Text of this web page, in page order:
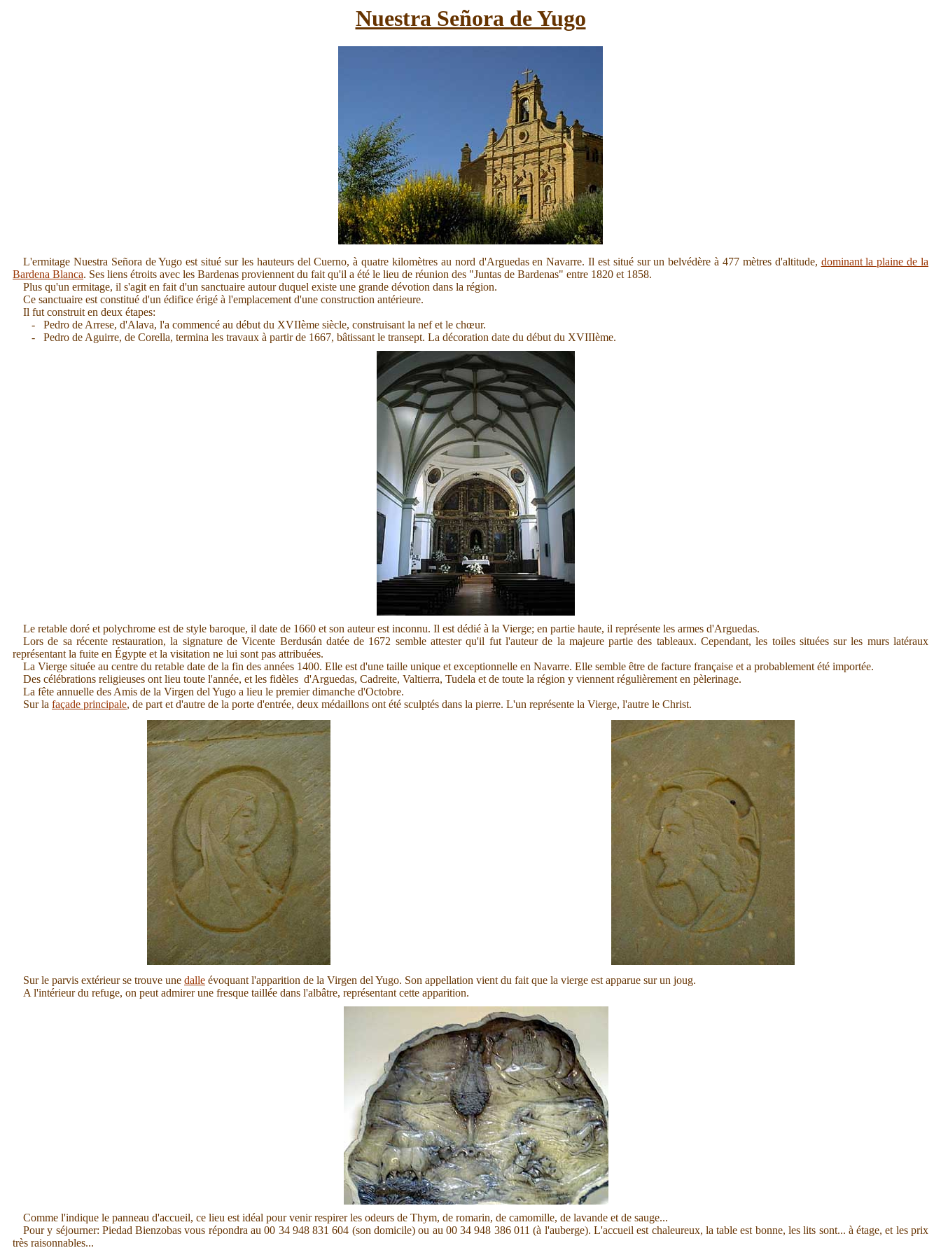
Nuestra Señora de Yugo
L'ermitage Nuestra Señora de Yugo est situé sur les hauteurs del Cuerno, à quatre kilomètres au nord d'Arguedas en Navarre. Il est situé sur un belvédère à 477 mètres d'altitude, dominant la plaine de la
Bardena Blanca. Ses liens étroits avec les Bardenas proviennent du fait qu'il a été le lieu de réunion des "Juntas de Bardenas" entre 1820 et 1858.
Plus qu'un ermitage, il s'agit en fait d'un sanctuaire autour duquel existe une grande dévotion dans la région.
Ce sanctuaire est constitué d'un édifice érigé à l'emplacement d'une construction antérieure.
Il fut construit en deux étapes:
- Pedro de Arrese, d'Alava, l'a commencé au début du XVIIème siècle, construisant la nef et le chœur.
- Pedro de Aguirre, de Corella, termina les travaux à partir de 1667, bâtissant le transept. La décoration date du début du XVIIIème.
Le retable doré et polychrome est de style baroque, il date de 1660 et son auteur est inconnu. Il est dédié à la Vierge; en partie haute, il représente les armes d'Arguedas.
Lors de sa récente restauration, la signature de Vicente Berdusán datée de 1672 semble attester qu'il fut l'auteur de la majeure partie des tableaux. Cependant, les toiles situées sur les murs latéraux
représentant la fuite en Égypte et la visitation ne lui sont pas attribuées.
La Vierge située au centre du retable date de la fin des années 1400. Elle est d'une taille unique et exceptionnelle en Navarre. Elle semble être de facture française et a probablement été importée.
Des célébrations religieuses ont lieu toute l'année, et les fidèles d'Arguedas, Cadreite, Valtierra, Tudela et de toute la région y viennent régulièrement en pèlerinage.
La fête annuelle des Amis de la Virgen del Yugo a lieu le premier dimanche d'Octobre.
Sur la façade principale, de part et d'autre de la porte d'entrée, deux médaillons ont été sculptés dans la pierre. L'un représente la Vierge, l'autre le Christ.
Sur le parvis extérieur se trouve une dalle évoquant l'apparition de la Virgen del Yugo. Son appellation vient du fait que la vierge est apparue sur un joug.
A l'intérieur du refuge, on peut admirer une fresque taillée dans l'albâtre, représentant cette apparition.
Comme l'indique le panneau d'accueil, ce lieu est idéal pour venir respirer les odeurs de Thym, de romarin, de camomille, de lavande et de sauge...
Pour y séjourner: Piedad Bienzobas vous répondra au 00 34 948 831 604 (son domicile) ou au 00 34 948 386 011 (à l'auberge). L'accueil est chaleureux, la table est bonne, les lits sont... à étage, et les prix
très raisonnables...